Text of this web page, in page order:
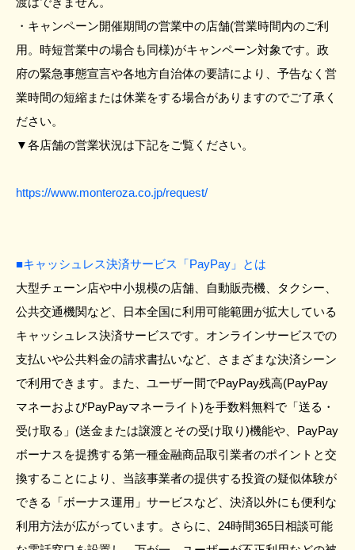
・キャンペーン開催期間の営業中の店舗(営業時間内のご利
用。時短営業中の場合も同様)がキャンペーン対象です。政
府の緊急事態宣言や各地方自治体の要請により、予告なく営
業時間の短縮または休業をする場合がありますのでご了承く
ださい。
▼各店舗の営業状況は下記をご覧ください。
https://www.monteroza.co.jp/request/
■キャッシュレス決済サービス「PayPay」とは
大型チェーン店や中小規模の店舗、自動販売機、タクシー、
公共交通機関など、日本全国に利用可能範囲が拡大している
キャッシュレス決済サービスです。オンラインサービスでの
支払いや公共料金の請求書払いなど、さまざまな決済シーン
で利用できます。また、ユーザー間でPayPay残高(PayPay
マネーおよびPayPayマネーライト)を手数料無料で「送る・
受け取る」(送金または譲渡とその受け取り)機能や、PayPay
ボーナスを提携する第一種金融商品取引業者のポイントと交
換することにより、当該事業者の提供する投資の疑似体験が
できる「ボーナス運用」サービスなど、決済以外にも便利な
利用方法が広がっています。さらに、24時間365日相談可能